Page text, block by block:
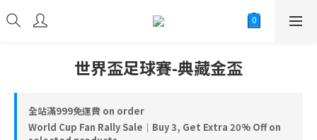
世界盃足球賽-典藏金盃
全站滿999免運費 on order
World Cup Fan Rally Sale｜Buy 3, Get Extra 20% Off on